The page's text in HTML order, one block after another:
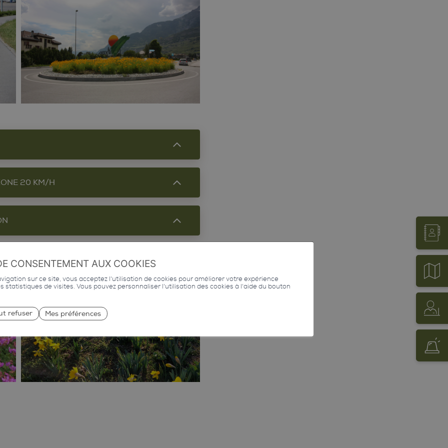
pétunias20 KM/H
des équipements (gaz, électricité,
de pluie à la rue d’Erbignon dans le but de
les lois de protections des eaux art.7.
CONSENTEMENT AUX COOKIES
sur ce site, vous acceptez l'utilisation de cookies pour améliorer votre expérience
statistiques de visites. Vous pouvez personnaliser l'utilisation des cookies à l'aide du bouton
refuser Mes préférences